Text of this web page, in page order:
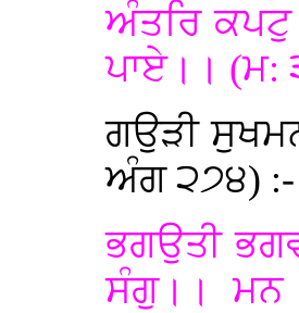
ਅੰਤਰਿ ਕਪਟੁ
ਪਾਏ।।
ਗਉੜੀ
ਅੰਗ ੨੭੪) :-
ਭਗਉਤੀ
ਸੰਗੁ।। ਮਨ